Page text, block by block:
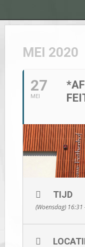
MEI 2020
27
MEI
TIJD
(Woensdag) 16:31